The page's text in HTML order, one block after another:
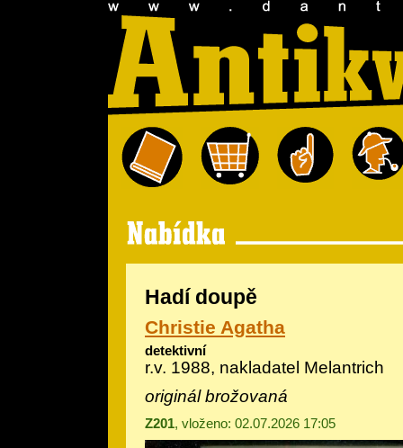
Hadí doupě
Christie Agatha
detektivní
r.v. 1988, nakladatel Melantrich
originál brožovaná
Z201, vloženo: 02.07.2026 17:05